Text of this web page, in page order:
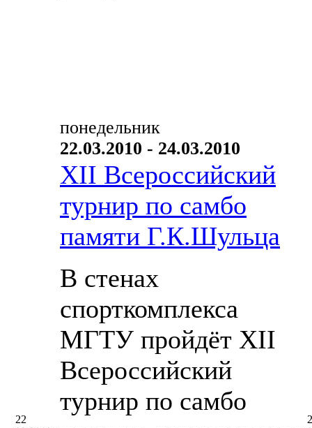
22
понедельник
22.03.2010 - 24.03.2010
XII Всероссийский
турнир по самбо
памяти Г.К.Шульца
В стенах
спорткомплекса
МГТУ пройдёт XII
Всероссийский
турнир по самбо